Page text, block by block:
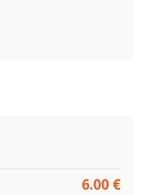
6.00 €